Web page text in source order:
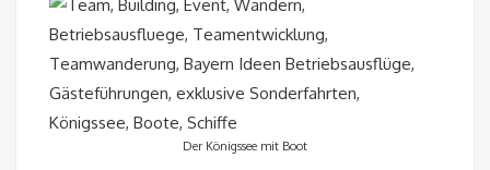
Der Königssee mit Boot